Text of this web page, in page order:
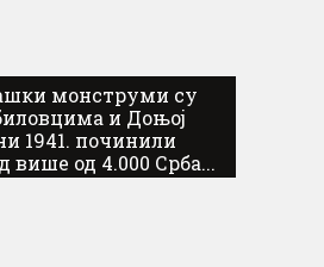
монструми су
и Доњој
1941. починили
више од 4.000 Срба...